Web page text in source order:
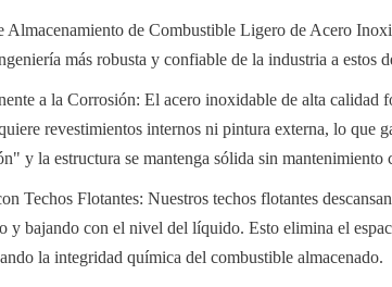
Almacenamiento de Combustible Ligero de Acero
más robusta y confiable de la industria a estos
a la Corrosión: El acero inoxidable de alta calidad
revestimientos internos ni pintura externa, lo que
y la estructura se mantenga sólida sin mantenimiento
Techos Flotantes: Nuestros techos flotantes
y bajando con el nivel del líquido. Esto elimina el
la integridad química del combustible almacenado.